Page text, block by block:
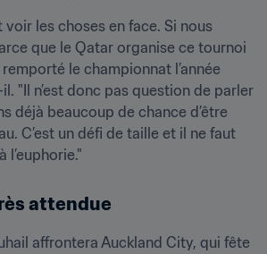
les choses en face. Si nous
que le Qatar organise ce tournoi
le championnat l’année
"Il n’est donc pas question de parler
déjà beaucoup de chance d’être
C’est un défi de taille et il ne faut
l’euphorie."
attendue
affrontera Auckland City, qui fête